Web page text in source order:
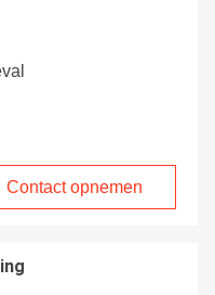
Contact opnemen